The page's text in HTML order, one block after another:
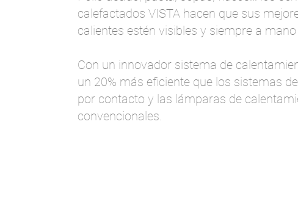
calefactados VISTA hacen que sus
calientes estén visibles y siempre a
Con un innovador sistema de
un 20% más eficiente que los sistemas
por contacto y las lámparas de
convencionales.